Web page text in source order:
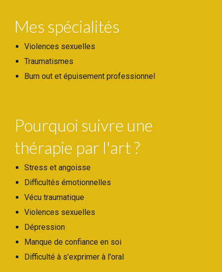
Mes spécialités
Violences sexuelles
Traumatismes
Burn out et épuisement professionnel
Pourquoi suivre une
thérapie par l'art ?
Stress et angoisse
Difficultés émotionnelles
Vécu traumatique
Violences sexuelles
Dépression
Manque de confiance en soi
Difficulté à s'exprimer à l'oral